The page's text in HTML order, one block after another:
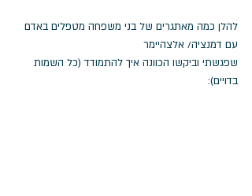
להלן כמה מאתגרים של בני משפחה מטפלים באדם
עם דמנציה/ אלצהיימר
שפגשתי וביקשו הכוונה איך להתמודד (כל השמות
בדויים):